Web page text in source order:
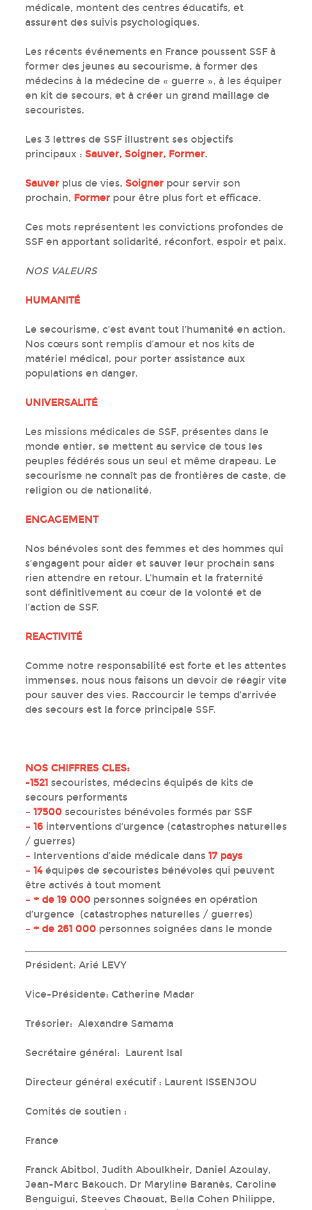
médicale, montent des centres éducatifs, et
assurent des suivis psychologiques.
Les récents événements en France poussent SSF à
former des jeunes au secourisme, à former des
médecins à la médecine de « guerre », à les équiper
en kit de secours, et à créer un grand maillage de
secouristes.
Les 3 lettres de SSF illustrent ses objectifs
principaux : Sauver, Soigner, Former.
Sauver plus de vies, Soigner pour servir son
prochain, Former pour être plus fort et efficace.
Ces mots représentent les convictions profondes de
SSF en apportant solidarité, réconfort, espoir et paix.
NOS VALEURS
HUMANITÉ
Le secourisme, c’est avant tout l’humanité en action.
Nos cœurs sont remplis d’amour et nos kits de
matériel médical, pour porter assistance aux
populations en danger.
UNIVERSALITÉ
Les missions médicales de SSF, présentes dans le
monde entier, se mettent au service de tous les
peuples fédérés sous un seul et même drapeau. Le
secourisme ne connaît pas de frontières de caste, de
religion ou de nationalité.
ENGAGEMENT
Nos bénévoles sont des femmes et des hommes qui
s’engagent pour aider et sauver leur prochain sans
rien attendre en retour. L’humain et la fraternité
sont définitivement au cœur de la volonté et de
l’action de SSF.
REACTIVITÉ
Comme notre responsabilité est forte et les attentes
immenses, nous nous faisons un devoir de réagir vite
pour sauver des vies. Raccourcir le temps d’arrivée
des secours est la force principale SSF.
NOS CHIFFRES CLES:
-1521 secouristes, médecins équipés de kits de
secours performants
– 17500 secouristes bénévoles formés par SSF
– 16 interventions d’urgence (catastrophes naturelles
/ guerres)
– Interventions d’aide médicale dans 17 pays
– 14 équipes de secouristes bénévoles qui peuvent
être activés à tout moment
– + de 19 000 personnes soignées en opération
d’urgence (catastrophes naturelles / guerres)
– + de 261 000 personnes soignées dans le monde
Président: Arié LEVY
Vice-Présidente: Catherine Madar
Trésorier: Alexandre Samama
Secrétaire général: Laurent Isal
Directeur général exécutif : Laurent ISSENJOU
Comités de soutien :
France
Franck Abitbol, Judith Aboulkheir, Daniel Azoulay,
Jean-Marc Bakouch, Dr Maryline Baranès, Caroline
Benguigui, Steeves Chaouat, Bella Cohen Philippe,